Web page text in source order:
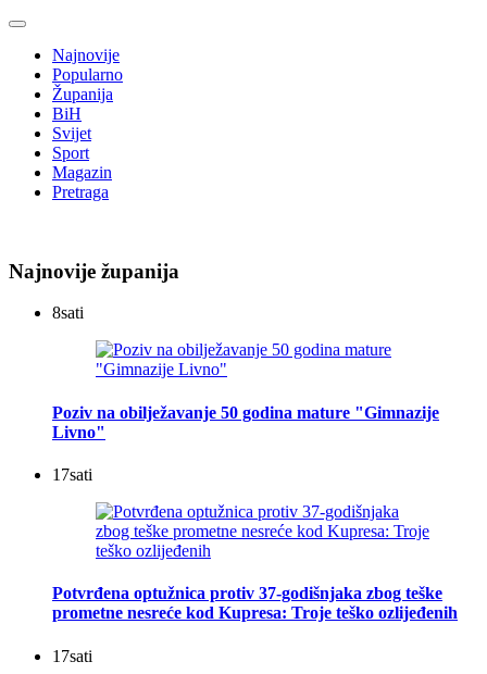
Najnovije
Popularno
Županija
BiH
Svijet
Sport
Magazin
Pretraga
Najnovije županija
8sati
Poziv na obilježavanje 50 godina mature "Gimnazije
Livno"
17sati
Potvrđena optužnica protiv 37-godišnjaka zbog teške
prometne nesreće kod Kupresa: Troje teško ozlijeđenih
17sati